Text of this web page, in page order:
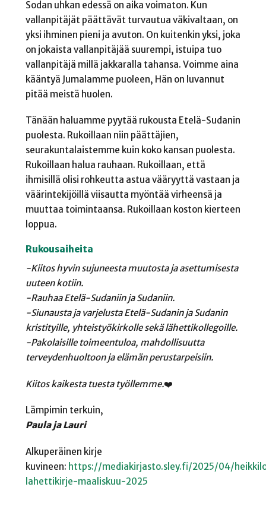
Sodan uhkan edessä on aika voimaton. Kun
vallanpitäjät päättävät turvautua väkivaltaan, on
yksi ihminen pieni ja avuton. On kuitenkin yksi, joka
on jokaista vallanpitäjää suurempi, istuipa tuo
vallanpitäjä millä jakkaralla tahansa. Voimme aina
kääntyä Jumalamme puoleen, Hän on luvannut
pitää meistä huolen.
Tänään haluamme pyytää rukousta Etelä-Sudanin
puolesta. Rukoillaan niin päättäjien,
seurakuntalaistemme kuin koko kansan puolesta.
Rukoillaan halua rauhaan. Rukoillaan, että
ihmisillä olisi rohkeutta astua vääryyttä vastaan ja
väärintekijöillä viisautta myöntää virheensä ja
muuttaa toimintaansa. Rukoillaan koston kierteen
loppua.
Rukousaiheita
-Kiitos hyvin sujuneesta muutosta jaasettumisesta
uuteen kotiin.
-Rauhaa Etelä-Sudaniin ja Sudaniin.
-Siunausta ja varjelusta Etelä-Sudanin jaSudanin
kristityille, yhteistyökirkollesekä lähettikollegoille.
-Pakolaisille toimeentuloa, mahdollisuutta
terveydenhuoltoon jaelämän perustarpeisiin.
Kiitos kaikesta tuesta työllemme.❤️
Lämpimin terkuin,
Paula ja Lauri
Alkuperäinen kirje
kuvineen: https://mediakirjasto.sley.fi/2025/04/
lahettikirje-maaliskuu-2025